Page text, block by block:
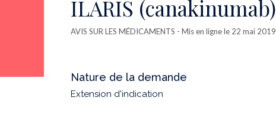
ILARIS (canakinumab)
AVIS SUR LES MÉDICAMENTS - Mis en ligne le 22 mai 2019
Nature de la demande
Extension d'indication